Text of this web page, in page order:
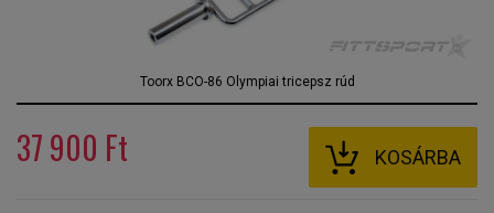
Toorx BCO-86 Olympiai tricepsz rúd
37 900 Ft KOSÁRBA